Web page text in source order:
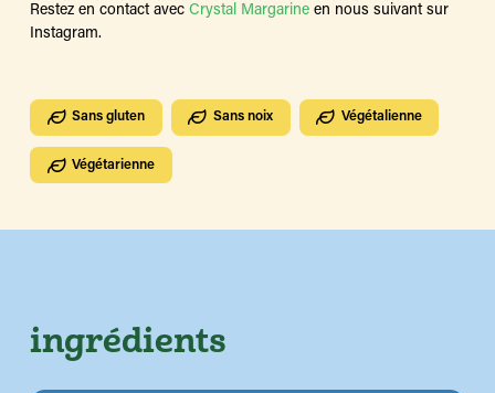
Restez en contact avec Crystal Margarineen nous suivant sur
Instagram.
Sans gluten Sans noix Végétalienne
Végétarienne
ingrédients